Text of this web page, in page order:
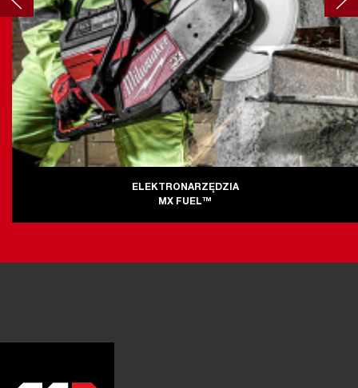
ELEKTRONARZĘDZIA
MX FUEL™